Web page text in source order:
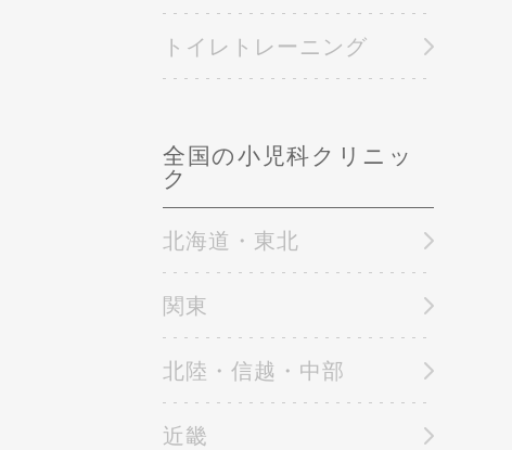
トイレトレーニング
全国の小児科クリニッ
ク
北海道・東北
関東
北陸・信越・中部
近畿